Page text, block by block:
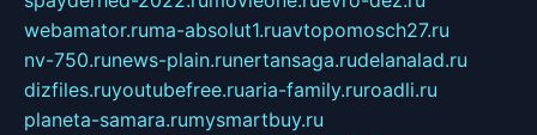
webamator.ruma-absolut1.ruavtopomosch27.ru
nv-750.runews-plain.runertansaga.rudelanalad.ru
dizfiles.ruyoutubefree.ruaria-family.ruroadli.ru
planeta-samara.rumysmartbuy.ru